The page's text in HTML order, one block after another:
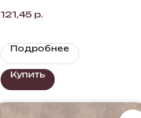
121,45 р.
Подробнее
Купить